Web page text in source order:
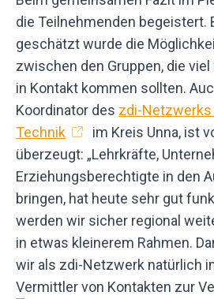
die Teilnehmenden begeistert.
geschätzt wurde die
zwischen den Gruppen, die
in Kontakt kommen sollten.
Koordinator des zdi-
Technik
im Kreis Unna, ist
überzeugt: „Lehrkräfte,
Erziehungsberechtigte in den
bringen, hat heute sehr gut
werden wir sicher regional
in etwas kleinerem Rahmen.
wir als zdi-Netzwerk natürlich
Vermittler von Kontakten zur